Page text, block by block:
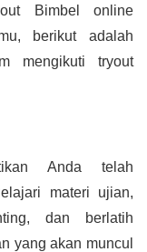
Bimbel online
berikut adalah
mengikuti tryout
Anda telah
materi ujian,
dan berlatih
yang akan muncul